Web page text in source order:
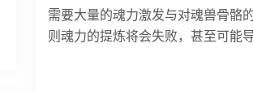
需要大量的魂力激发与对魂兽骨骼
则魂力的提炼将会失败，甚至可能